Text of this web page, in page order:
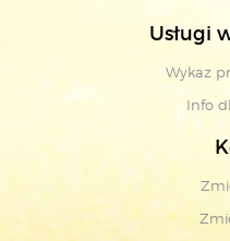
Usługi
Wykaz
Info